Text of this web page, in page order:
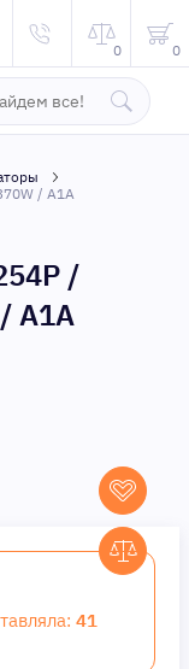
0 0
/ A1A
/
A1A
41